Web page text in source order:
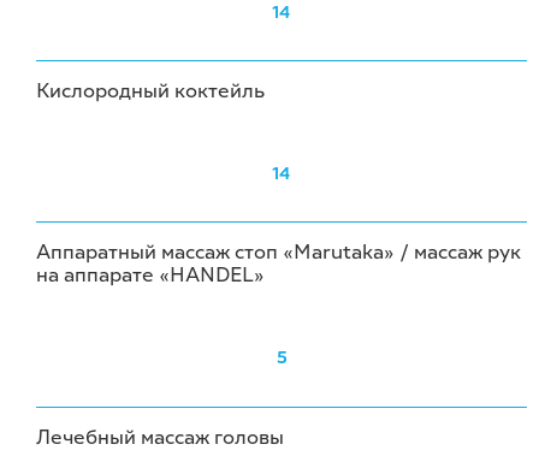
14
Кислородный коктейль
14
Аппаратный массаж стоп «Marutaka» / массаж рук
на аппарате «HANDEL»
5
Лечебный массаж головы